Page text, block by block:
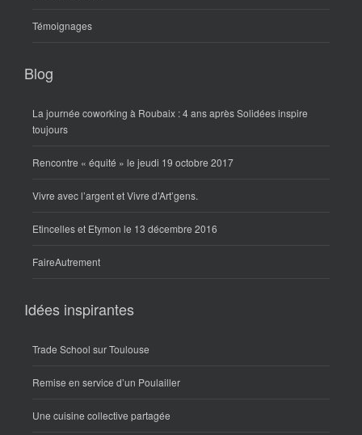
Témoignages
Blog
La journée coworking à Roubaix : 4 ans après Solidées inspire
toujours
Rencontre « équité » le jeudi 19 octobre 2017
Vivre avec l’argent et Vivre d’Art’gens.
Etincelles et Etymon le 13 décembre 2016
FaireAutrement
Idées inspirantes
Trade School sur Toulouse
Remise en service d’un Poulailler
Une cuisine collective partagée